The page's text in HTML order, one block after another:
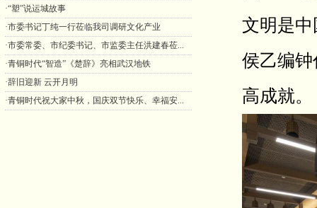
·“塑”说运城故事
·市委书记丁纯一行莅临我司调研文化产业
·市委常委、市纪委书记、市监委主任洪建春莅...
·青铜时代“智造”《楚辞》亮相武汉地铁
·辞旧迎新 云开月明
·青铜时代祝大家中秋，国庆双节快乐、幸福安...
文明是
侯乙编
高成就。